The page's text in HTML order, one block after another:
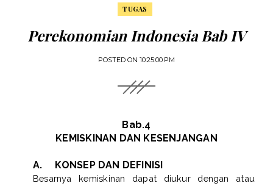
TUGAS
Perekonomian Indonesia Bab IV
POSTED ON 10:25:00 PM
Bab.4
KEMISKINAN DAN KESENJANGAN
A. KONSEP DAN DEFINISI
Besarnya kemiskinan dapat diukur dengan atau